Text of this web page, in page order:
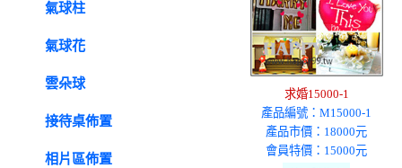
氣球柱
氣球花
雲朵球
接待桌佈置
相片區佈置
求婚15000-1
產品編號：M15000-1
產品市價：18000元
會員特價：15000元